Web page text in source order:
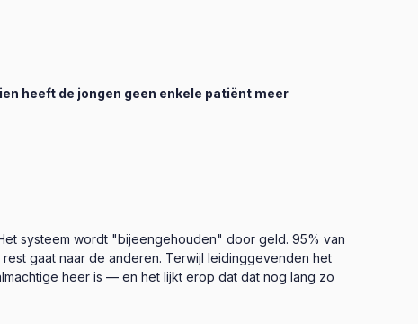
heeft de jongen geen enkele patiënt meer
systeem wordt "bijeengehouden" door geld. 95% van
gaat naar de anderen. Terwijl leidinggevenden het
heer is — en het lijkt erop dat dat nog lang zo